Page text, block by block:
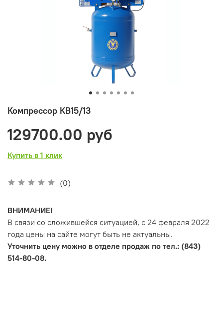
Компрессор КВ15/13
(0)
129700.00 руб
Купить в 1 клик
ВНИМАНИЕ!
В связи со сложившейся ситуацией, с 24 февраля 2022
года цены на сайте могут быть не актуальны.
Уточнить цену можно в отделе продаж по тел.: (843)
514-80-08.